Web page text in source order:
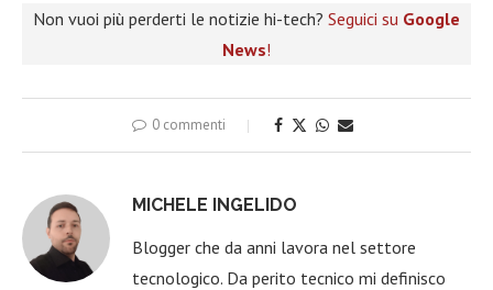
Non vuoi più perderti le notizie hi-tech? Seguici su Google
News!
0 commenti
MICHELE INGELIDO
Blogger che da anni lavora nel settore
tecnologico. Da perito tecnico mi definisco